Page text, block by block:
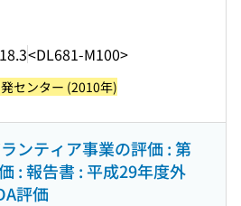
<DL681-M100>
センター (2010年)
ンティア事業の評価 : 第
: 報告書 : 平成29年度外
評価